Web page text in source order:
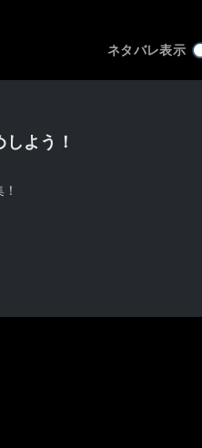
ネタバレ表示
よう！